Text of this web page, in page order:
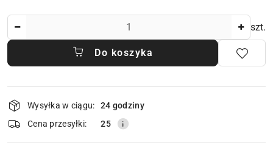
szt.
Do koszyka
Dostępność
i
dostawa
Wysyłka w ciągu:
24 godziny
Cena przesyłki:
25